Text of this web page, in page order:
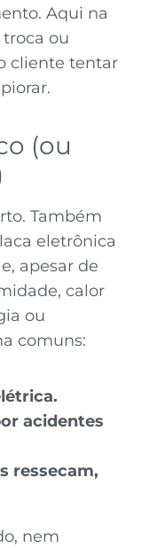
Aqui na
ou
cliente tentar
(ou
Também
eletrônica
apesar de
calor
ou
comuns:
acidentes
ressecam,
nem